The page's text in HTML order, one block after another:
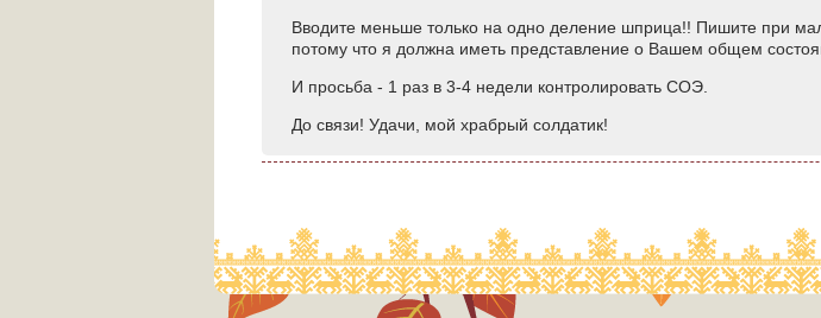
Вводите меньше только на одно деление шприца!! Пишите при
потому что я должна иметь представление о Вашем общем
И просьба - 1 раз в 3-4 недели контролировать СОЭ.
До связи! Удачи, мой храбрый солдатик!